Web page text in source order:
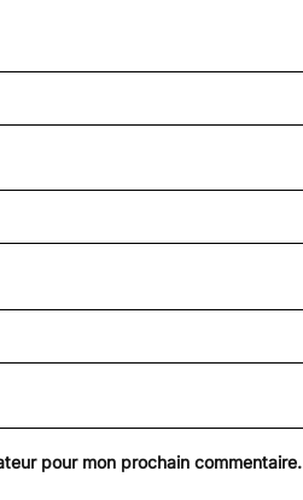
pour mon prochain commentaire.